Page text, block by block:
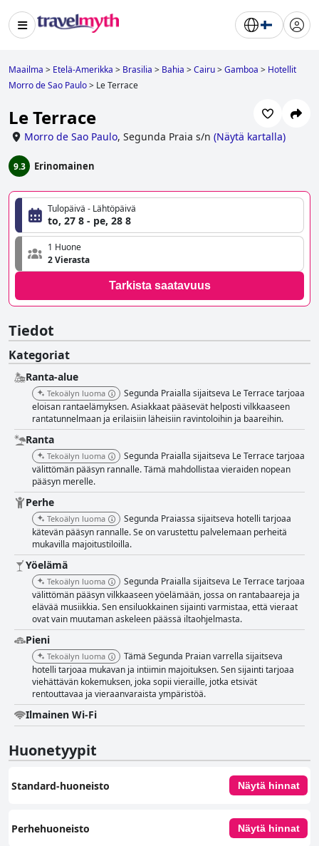
Maailma > Etelä-Amerikka > Brasilia > Bahia >Cairu>Gamboa > Hotellit
Morro de Sao Paulo> Le Terrace
Le Terrace
Morro de Sao Paulo, Segunda Praia s/n (Näytä kartalla)
9.3 Erinomainen
Tulopäivä - Lähtöpäivä
to, 27 8 - pe, 28 8
1 Huone
2 Vierasta
Tarkista saatavuus
Tiedot
Kategoriat
Ranta-alue
Tekoälyn luoma
Segunda Praialla sijaitseva Le Terrace tarjoaa
eloisan rantaelämyksen. Asiakkaat pääsevät helposti vilkkaaseen
rantatunnelmaan ja erilaisiin läheisiin ravintoloihin ja baareihin.
Ranta
Tekoälyn luoma
Segunda Praialla sijaitseva Le Terrace tarjoaa
välittömän pääsyn rannalle. Tämä mahdollistaa vieraiden nopean
pääsyn merelle.
Perhe
Tekoälyn luoma
Segunda Praiassa sijaitseva hotelli tarjoaa
kätevän pääsyn rannalle. Se on varustettu palvelemaan perheitä
mukavilla majoitustiloilla.
Yöelämä
Tekoälyn luoma
Segunda Praialla sijaitseva Le Terrace tarjoaa
välittömän pääsyn vilkkaaseen yöelämään, jossa on rantabaareja ja
elävää musiikkia. Sen ensiluokkainen sijainti varmistaa, että vieraat
ovat vain muutaman askeleen päässä iltaohjelmasta.
Pieni
Tekoälyn luoma
Tämä Segunda Praian varrella sijaitseva
hotelli tarjoaa mukavan ja intiimin majoituksen. Sen sijainti tarjoaa
viehättävän kokemuksen, joka sopii vieraille, jotka etsivät
rentouttavaa ja vieraanvaraista ympäristöä.
Ilmainen Wi-Fi
Huonetyypit
Standard-huoneisto Näytä hinnat
Perhehuoneisto Näytä hinnat